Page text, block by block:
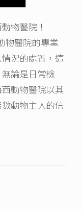
物醫院！
物醫院的專業
況的處置，這
論是日常檢
動物醫院以其
動物主人的信